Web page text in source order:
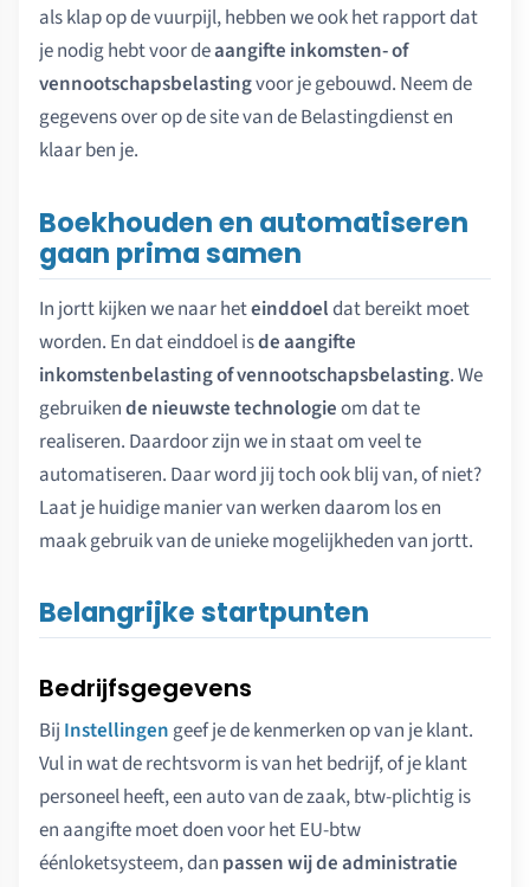
als klap op de vuurpijl, hebben we ook het rapport dat
je nodig hebt voor deaangifte inkomsten- of
vennootschapsbelastingvoor je gebouwd. Neem de
gegevens over op de site van de Belastingdienst en
klaar ben je.
Boekhouden en automatiseren
gaan prima samen
In jortt kijken we naar heteinddoeldat bereikt moet
worden. En dat einddoel isde aangifte
inkomstenbelasting of vennootschapsbelasting. We
gebruikende nieuwste technologieom dat te
realiseren. Daardoor zijn we in staat om veel te
automatiseren. Daar word jij toch ook blij van, of niet?
Laat je huidige manier van werken daarom los en
maak gebruik van de unieke mogelijkheden van jortt.
Belangrijke startpunten
Bedrijfsgegevens
Bij Instellingengeef je de kenmerken op van je klant.
Vul in wat de rechtsvorm is van het bedrijf, of je klant
personeel heeft, een auto van de zaak, btw-plichtig is
en aangifte moet doen voor het EU-btw
éénloketsysteem, dan passen wij de administratie